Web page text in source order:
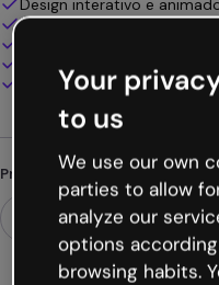
Design interativo e
100% personalizável
Baixe em PDF, MP4 e
Procurando algo diferente?
Your
to us
We use our own
parties to allow
analyze our
options
browsing habits.